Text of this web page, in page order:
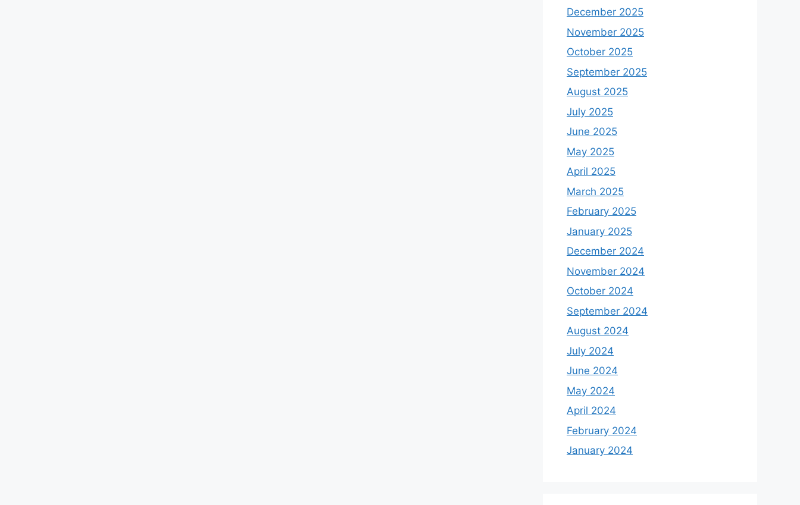
December 2025
November 2025
October 2025
September 2025
August 2025
July 2025
June 2025
May 2025
April 2025
March 2025
February 2025
January 2025
December 2024
November 2024
October 2024
September 2024
August 2024
July 2024
June 2024
May 2024
April 2024
February 2024
January 2024